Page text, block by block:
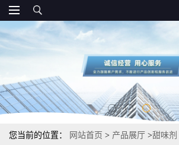
您当前的位置： 网站首页 > 产品展厅 >甜味剂